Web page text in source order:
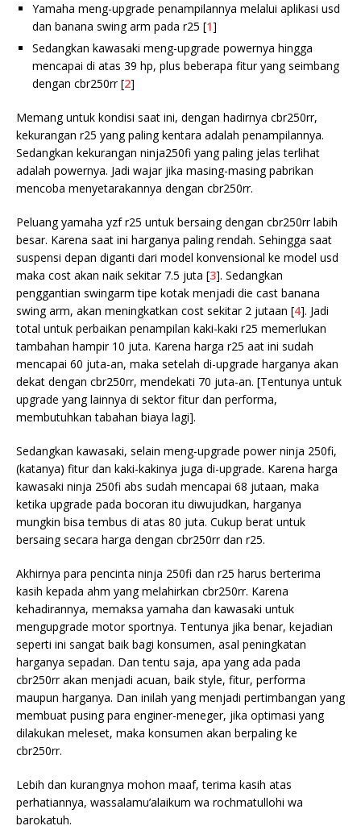
Yamaha meng-upgrade penampilannya melalui aplikasi usd
dan banana swing arm pada r25 [1]
Sedangkan kawasaki meng-upgrade powernya hingga
mencapai di atas 39 hp, plus beberapa fitur yang seimbang
dengan cbr250rr [2]
Memang untuk kondisi saat ini, dengan hadirnya cbr250rr,
kekurangan r25 yang paling kentara adalah penampilannya.
Sedangkan kekurangan ninja250fi yang paling jelas terlihat
adalah powernya. Jadi wajar jika masing-masing pabrikan
mencoba menyetarakannya dengan cbr250rr.
Peluang yamaha yzf r25 untuk bersaing dengan cbr250rr labih
besar. Karena saat ini harganya paling rendah. Sehingga saat
suspensi depan diganti dari model konvensional ke model usd
maka cost akan naik sekitar 7.5 juta [3]. Sedangkan
penggantian swingarm tipe kotak menjadi die cast banana
swing arm, akan meningkatkan cost sekitar 2 jutaan [4]. Jadi
total untuk perbaikan penampilan kaki-kaki r25 memerlukan
tambahan hampir 10 juta. Karena harga r25 aat ini sudah
mencapai 60 juta-an, maka setelah di-upgrade harganya akan
dekat dengan cbr250rr, mendekati 70 juta-an. [Tentunya untuk
upgrade yang lainnya di sektor fitur dan performa,
membutuhkan tabahan biaya lagi].
Sedangkan kawasaki, selain meng-upgrade power ninja 250fi,
(katanya) fitur dan kaki-kakinya juga di-upgrade. Karena harga
kawasaki ninja 250fi abs sudah mencapai 68 jutaan, maka
ketika upgrade pada bocoran itu diwujudkan, harganya
mungkin bisa tembus di atas 80 juta. Cukup berat untuk
bersaing secara harga dengan cbr250rr dan r25.
Akhirnya para pencinta ninja 250fi dan r25 harus berterima
kasih kepada ahm yang melahirkan cbr250rr. Karena
kehadirannya, memaksa yamaha dan kawasaki untuk
mengupgrade motor sportnya. Tentunya jika benar, kejadian
seperti ini sangat baik bagi konsumen, asal peningkatan
harganya sepadan. Dan tentu saja, apa yang ada pada
cbr250rr akan menjadi acuan, baik style, fitur, performa
maupun harganya. Dan inilah yang menjadi pertimbangan yang
membuat pusing para enginer-meneger, jika optimasi yang
dilakukan meleset, maka konsumen akan berpaling ke
cbr250rr.
Lebih dan kurangnya mohon maaf, terima kasih atas
perhatiannya, wassalamu’alaikum wa rochmatullohi wa
barokatuh.